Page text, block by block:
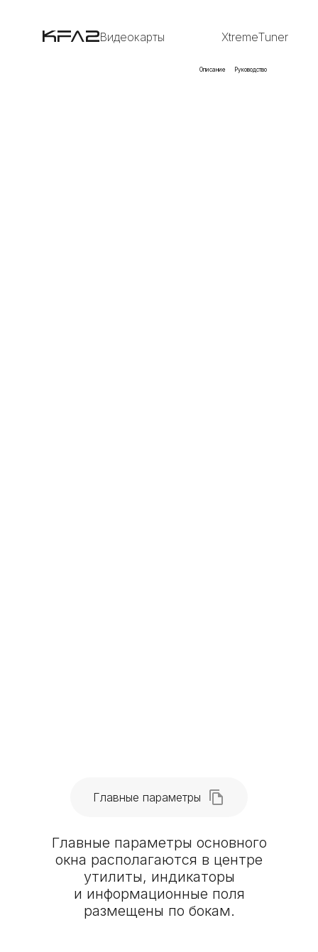
Видеокарты XtremeTuner
Описание Руководство
Главные параметры
Главные параметры основного
окна располагаются в центре
утилиты, индикаторы
и информационные поля
размещены по бокам.